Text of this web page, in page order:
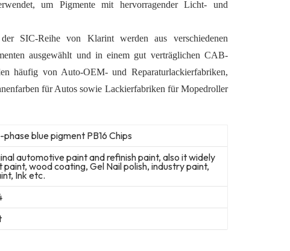
um Pigmente mit hervorragender Licht- und
SIC-Reihe von Klarint werden aus verschiedenen
ausgewählt und in einem gut verträglichen CAB-
häufig von Auto-OEM- und Reparaturlackierfabriken,
für Autos sowie Lackierfabriken für Mopedroller
blue pigment PB16 Chips
automotive paint and refinish paint, also it widely
paint, wood coating, Gel Nail polish, industry paint,
Ink etc.